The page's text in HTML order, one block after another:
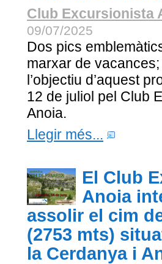
Club Excursionista
09/07/2025
Dos pics
marxar de
l’objectiu d’aquest
12 de juliol pel Club
Anoia.
Llegir més...
El Club
Anoia
assolir el cim
(2753 mts)
la Cerdanya i